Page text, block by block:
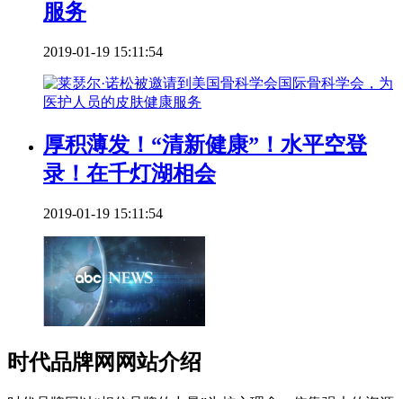
服务
2019-01-19 15:11:54
厚积薄发！“清新健康”！水平空登
录！在千灯湖相会
2019-01-19 15:11:54
时代品牌网网站介绍